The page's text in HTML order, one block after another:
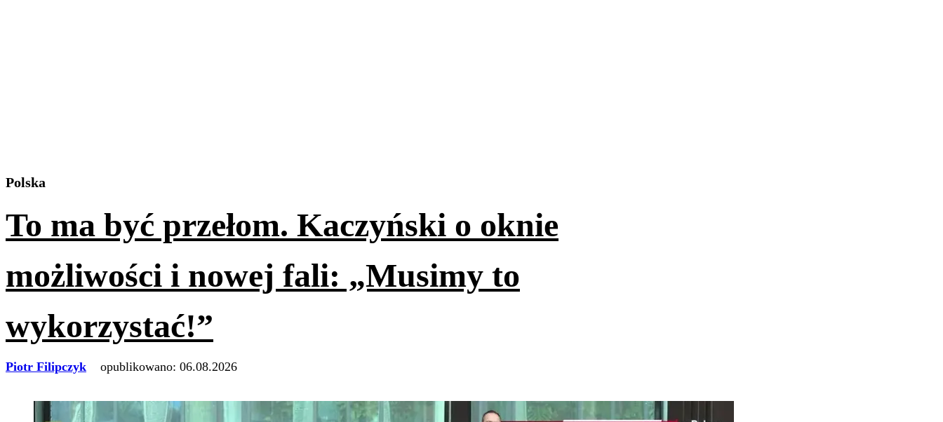
Polska
To ma być przełom. Kaczyński o oknie
możliwości i nowej fali: „Musimy to
wykorzystać!”
Piotr Filipczyk opublikowano: 06.08.2026